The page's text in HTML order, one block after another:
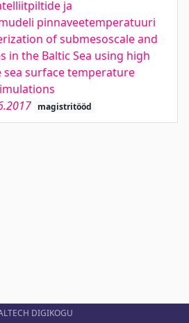
ja
pinnaveetemperatuuri
of submesoscale and
in the Baltic Sea using high
surface temperature
magistritööd
DIGIKOGU